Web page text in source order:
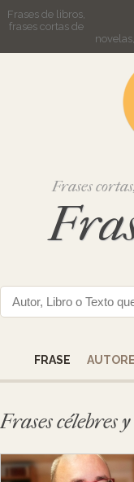
Frases de libros,
frases cortas de
Frases
FRASE
Frases célebres